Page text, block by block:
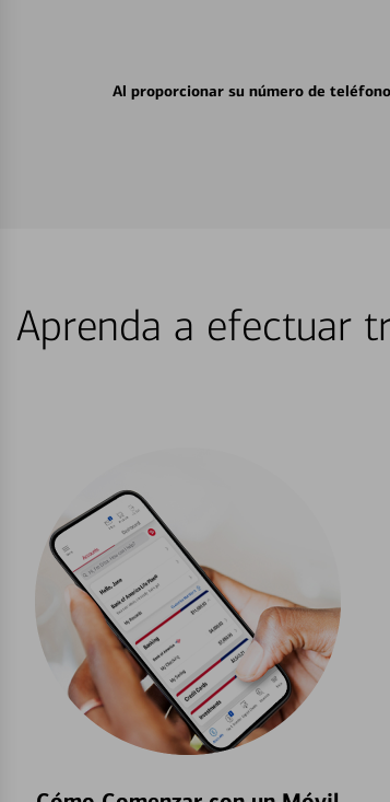
Al proporcionar su número de
Aprenda a efectuar